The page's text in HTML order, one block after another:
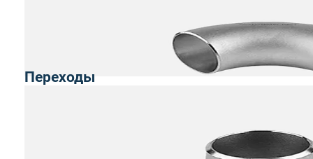
Переходы